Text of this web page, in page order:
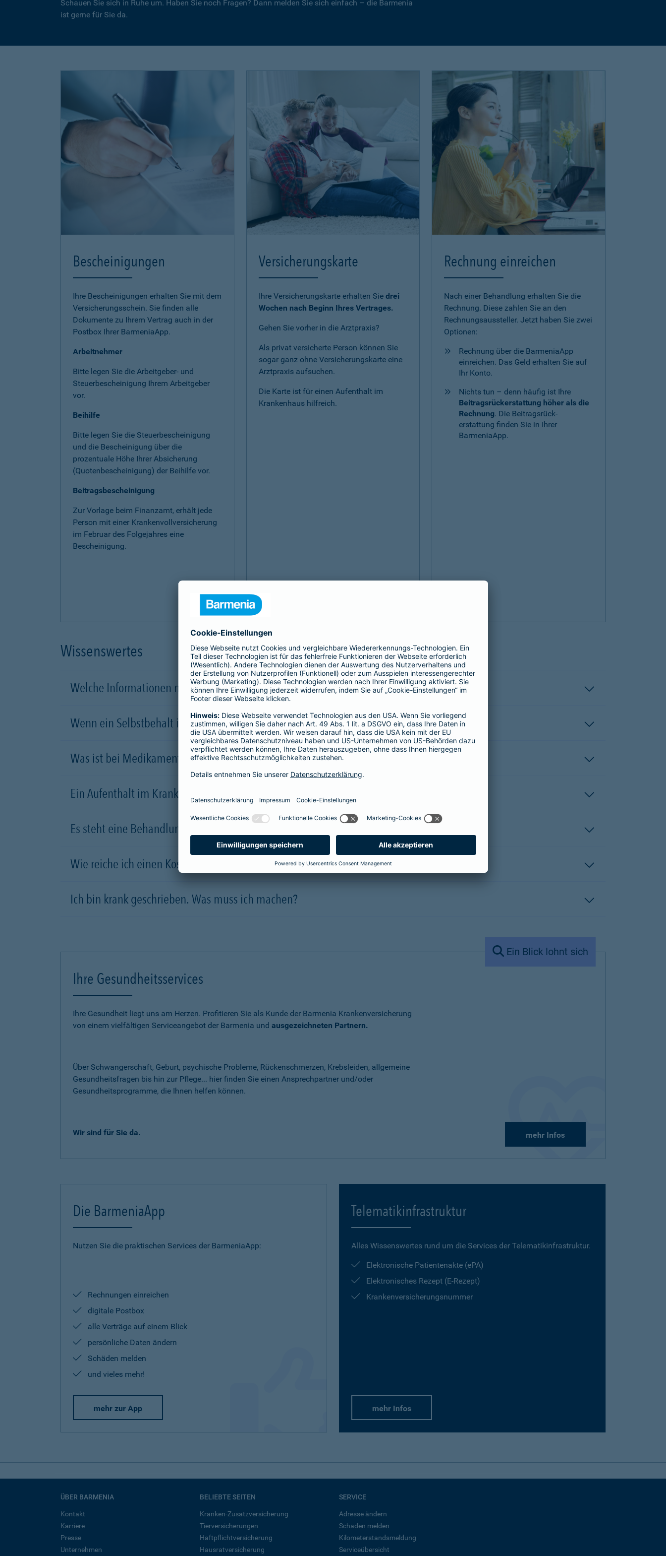
Schauen Sie sich in Ruhe um. Haben Sie noch Fragen? Dann melden Sie sich einfach – die Barmenia
ist gerne für Sie da.
Bescheinigungen
Ihre Bescheinigungen erhalten Sie mit dem
Versicherungsschein. Sie finden alle
Dokumente zu Ihrem Vertrag auch in der
Postbox Ihrer BarmeniaApp.
Arbeitnehmer
Bitte legen Sie die Arbeitgeber- und
Steuerbescheinigung Ihrem Arbeitgeber
vor.
Beihilfe
Bitte legen Sie die Steuerbescheinigung
und die Bescheinigung über die
prozentuale Höhe Ihrer Absicherung
(Quotenbescheinigung) der Beihilfe vor.
Beitragsbescheinigung
Zur Vorlage beim Finanzamt, erhält jede
Person mit einer Krankenvollversicherung
im Februar des Folgejahres eine
Bescheinigung.
Versicherungskarte
Ihre Versicherungskarte erhalten Sie drei
Wochen nach Beginn Ihres Vertrages.
Gehen Sie vorher in die Arztpraxis?
Als privat versicherte Person können Sie
sogar ganz ohne Versicherungskarte eine
Arztpraxis aufsuchen.
Die Karte ist für einen Aufenthalt im
Krankenhaus hilfreich.
Rechnung einreichen
Nach einer Behandlung erhalten Sie die
Rechnung. Diese zahlen Sie an den
Rechnungsaussteller. Jetzt haben Sie zwei
Optionen:
Rechnung über die BarmeniaApp
einreichen. Das Geld erhalten Sie auf
Ihr Konto.
Nichts tun – denn häufig ist Ihre
Beitragsrückerstattung höher als die
Rechnung. Die Beitragsrück-
erstattung finden Sie in Ihrer
BarmeniaApp.
Wissenswertes
Welche Informationen muss eine Rechnung enthalten?
Wenn ein Selbstbehalt im Vertrag vereinbart ist. Wie erfolgt die Erstattung?
Was ist bei Medikamenten zu beachten?
Ein Aufenthalt im Krankenhaus steht bevor. Was ist zu tun?
Es steht eine Behandlung für Zahnersatz an. Muss ich einen Kostenvoranschlag einreichen?
Wie reiche ich einen Kostenvoranschlag ein?
Ich bin krank geschrieben. Was muss ich machen?
Ein Blick lohnt sich
Ihre Gesundheitsservices
Ihre Gesundheit liegt uns am Herzen. Profitieren Sie als Kunde der Barmenia Krankenversicherung
von einem vielfältigen Serviceangebot der Barmenia und ausgezeichneten Partnern.
Über Schwangerschaft, Geburt, psychische Probleme, Rückenschmerzen, Krebsleiden, allgemeine
Gesundheitsfragen bis hin zur Pflege... hier finden Sie einen Ansprechpartner und/oder
Gesundheitsprogramme, die Ihnen helfen können.
Wir sind für Sie da. mehr Infos
Die BarmeniaApp
Nutzen Sie die praktischen Services der BarmeniaApp:
Rechnungen einreichen
digitale Postbox
alle Verträge auf einem Blick
persönliche Daten ändern
Schäden melden
und vieles mehr!
mehr zur App
Telematikinfrastruktur
Alles Wissenswertes rund um die Services der Telematikinfrastruktur.
Elektronische Patientenakte (ePA)
Elektronisches Rezept (E-Rezept)
Krankenversicherungsnummer
mehr Infos
ÜBER BARMENIA
Kontakt
Karriere
Presse
Unternehmen
BELIEBTE SEITEN
Kranken-Zusatzversicherung
Tierversicherungen
Haftpflichtversicherung
Hausratversicherung
SERVICE
Adresse ändern
Schaden melden
Kilometerstandsmeldung
Serviceübersicht